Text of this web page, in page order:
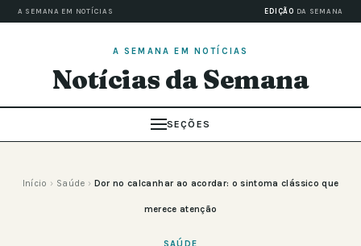
A SEMANA EM NOTÍCIAS EDIÇÃO DA SEMANA
A SEMANA EM NOTÍCIAS
Notícias da Semana
SEÇÕES
Início › Saúde › Dor no calcanhar ao acordar: o sintoma clássico que
merece atenção
SAÚDE